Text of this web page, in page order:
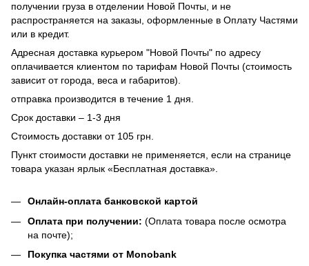
получении груза в отделении Новой Почты, и не
распространяется на заказы, оформленные в Оплату Частями
или в кредит.
Адресная доставка курьером "Новой Почты" по адресу
оплачивается клиентом по тарифам Новой Почты (стоимость
зависит от города, веса и габаритов).
отправка производится в течение 1 дня.
Срок доставки – 1-3 дня
Стоимость доставки от 105 грн.
Пункт стоимости доставки не применяется, если на странице
товара указан ярлык «Бесплатная доставка».
Онлайн-оплата банковской картой
Оплата при получении: (Оплата товара после осмотра
на почте);
Покупка частями от Monobank